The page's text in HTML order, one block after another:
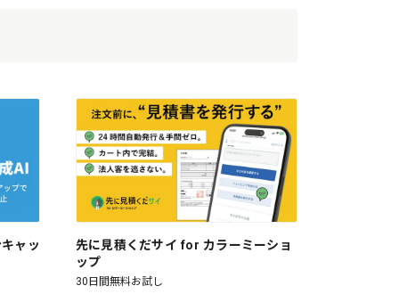
ャッ
先に見積くだサイ for カラーミーショ
ップ
30日間無料お試し